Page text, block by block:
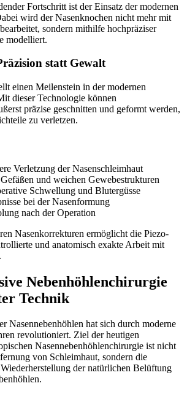
Fortschritt ist der Einsatz der modernen
wird der Nasenknochen nicht mehr mit
sondern mithilfe hochpräziser
modelliert.
statt Gewalt
einen Meilenstein in der modernen
dieser Technologie können
präzise geschnitten und geformt werden,
zu verletzen.
Verletzung der Nasenschleimhaut
und weichen Gewebestrukturen
Schwellung und Blutergüsse
bei der Nasenformung
nach der Operation
Nasenkorrekturen ermöglicht die Piezo-
und anatomisch exakte Arbeit mit
Nebenhöhlenchirurgie
Technik
Nasennebenhöhlen hat sich durch moderne
revolutioniert. Ziel der heutigen
Nasennebenhöhlenchirurgie ist nicht
von Schleimhaut, sondern die
der natürlichen Belüftung